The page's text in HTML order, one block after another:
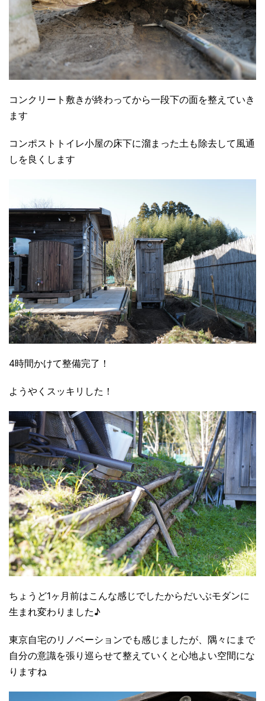
コンクリート敷きが終わってから一段下の面を整えていき
ます
コンポストトイレ小屋の床下に溜まった土も除去して風通
しを良くします
4時間かけて整備完了！
ようやくスッキリした！
ちょうど1ヶ月前はこんな感じでしたからだいぶモダンに
生まれ変わりました♪
東京自宅のリノベーションでも感じましたが、隅々にまで
自分の意識を張り巡らせて整えていくと心地よい空間にな
りますね